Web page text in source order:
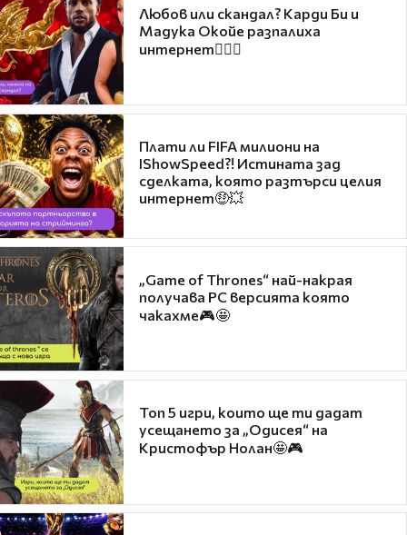
Любов или скандал? Карди Би и
Мадука Окойе разпалиха
интернет❤️‍🔥🔥
Плати ли FIFA милиони на
IShowSpeed?! Истината зад
сделката, която разтърси целия
интернет🤑💥
„Game of Thrones“ най-накрая
получава PC версията която
чакахме🎮🤩
Топ 5 игри, които ще ти дадат
усещането за „Одисея“ на
Кристофър Нолан🤩🎮